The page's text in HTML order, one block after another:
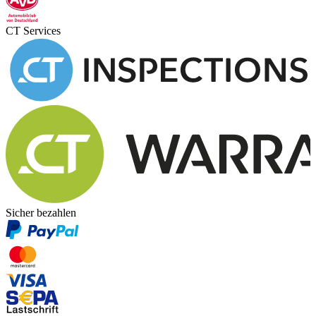
CT Services
Sicher bezahlen